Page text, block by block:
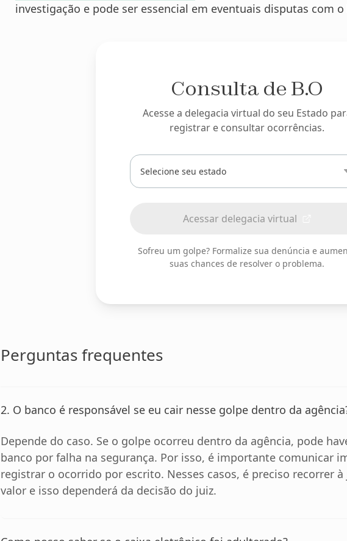
investigação e pode ser essencial em eventuais disputas com o
Consulta de B.O
Acesse a delegacia virtual do seu Estado
registrar e consultar ocorrências.
Digite
ou
selecione
Acessar delegacia virtual
Sofreu um golpe? Formalize sua denúncia e
suas chances de resolver o problema.
Perguntas frequentes
2. O banco é responsável se eu cair nesse golpe dentro da
Depende do caso. Se o golpe ocorreu dentro da agência, pode
banco por falha na segurança. Por isso, é importante comunicar
registrar o ocorrido por escrito. Nesses casos, é preciso recorrer
valor e isso dependerá da decisão do juiz.